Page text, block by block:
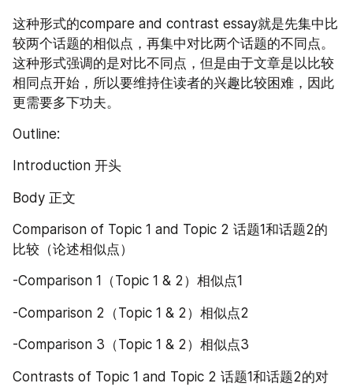
这种形式的compare and contrast essay就是先集中比
较两个话题的相似点，再集中对比两个话题的不同点。
这种形式强调的是对比不同点，但是由于文章是以比较
相同点开始，所以要维持住读者的兴趣比较困难，因此
更需要多下功夫。
Outline:
Introduction 开头
Body 正文
Comparison of Topic 1 and Topic 2 话题1和话题2的
比较（论述相似点）
-Comparison 1（Topic 1 & 2）相似点1
-Comparison 2（Topic 1 & 2）相似点2
-Comparison 3（Topic 1 & 2）相似点3
Contrasts of Topic 1 and Topic 2 话题1和话题2的对